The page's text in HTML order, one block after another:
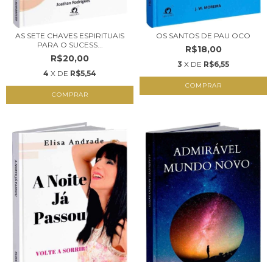
AS SETE CHAVES ESPIRITUAIS
PARA O SUCESS...
R$20,00
4 X DE R$5,54
COMPRAR
OS SANTOS DE PAU OCO
R$18,00
3 X DE R$6,55
COMPRAR